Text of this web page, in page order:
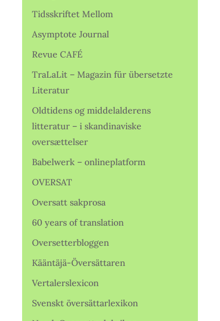
Tidsskriftet Mellom
Asymptote Journal
Revue CAFÉ
TraLaLit – Magazin für übersetzte
Literatur
Oldtidens og middelalderens
litteratur – i skandinaviske
oversættelser
Babelwerk – onlineplatform
OVERSAT
Oversatt sakprosa
60 years of translation
Oversetterbloggen
Kääntäjä-Översättaren
Vertalerslexicon
Svenskt översättarlexikon